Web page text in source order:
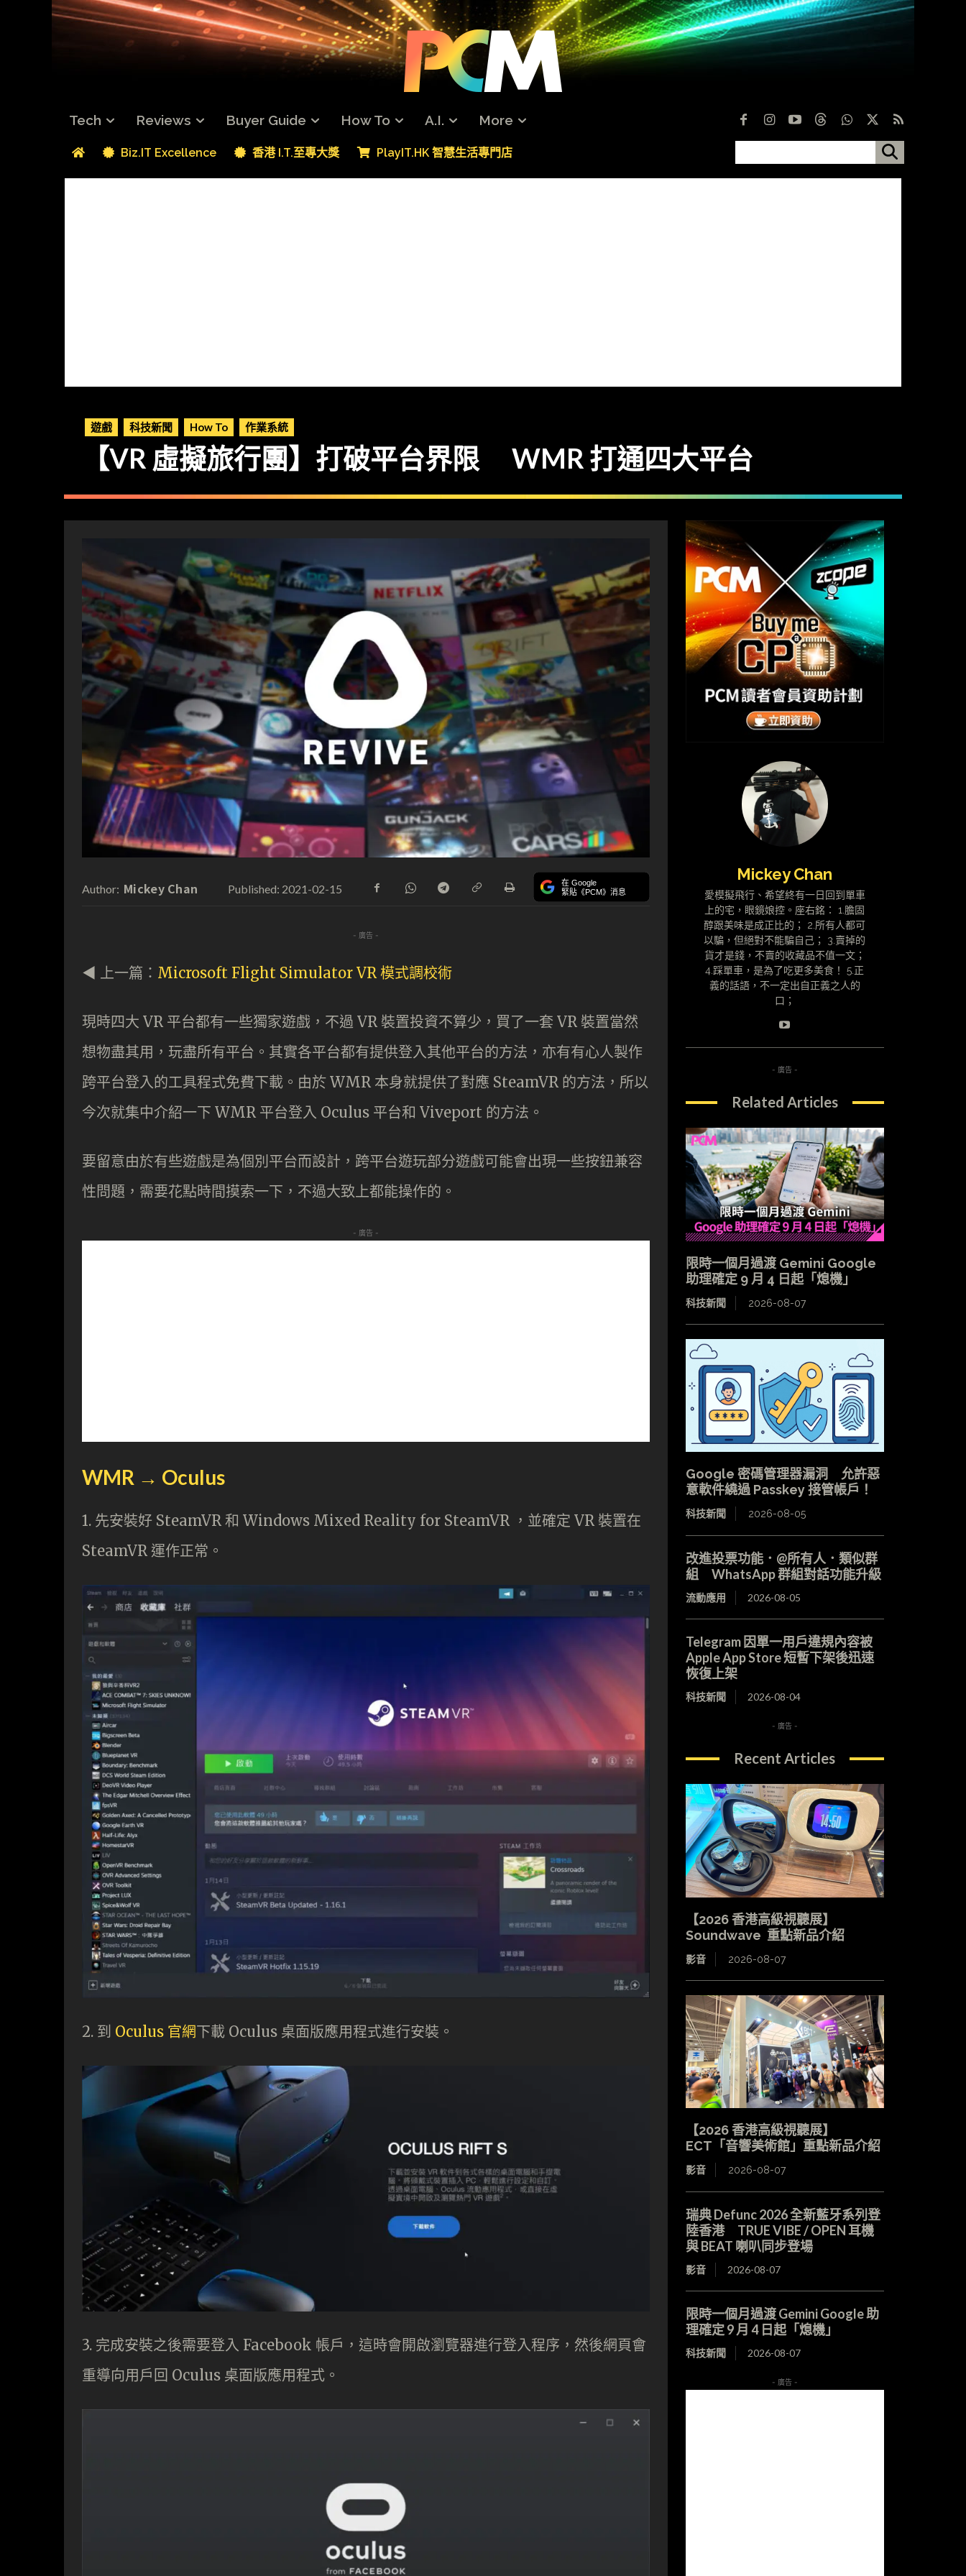
Tech Reviews Buyer Guide How To A.I. More
Biz.IT Excellence 香港 I.T.至專大獎 PlayIT.HK 智慧生活專門店
遊戲 科技新聞 How To 作業系統
【VR 虛擬旅行團】打破平台界限 WMR 打通四大平台
Author: Mickey Chan Published: 2021-02-15 在 Google
緊貼《PCM》消息
- 廣告 -
◀︎ 上一篇： Microsoft Flight Simulator VR 模式調校術
現時四大 VR 平台都有一些獨家遊戲，不過 VR 裝置投資不算少，買了一套 VR 裝置當然
想物盡其用，玩盡所有平台。其實各平台都有提供登入其他平台的方法，亦有有心人製作
跨平台登入的工具程式免費下載。由於 WMR 本身就提供了對應 SteamVR 的方法，所以
今次就集中介紹一下 WMR 平台登入 Oculus 平台和 Viveport 的方法。
要留意由於有些遊戲是為個別平台而設計，跨平台遊玩部分遊戲可能會出現一些按鈕兼容
性問題，需要花點時間摸索一下，不過大致上都能操作的。
- 廣告 -
WMR → Oculus
1. 先安裝好 SteamVR 和 Windows Mixed Reality for SteamVR ，並確定 VR 裝置在
SteamVR 運作正常。
2. 到 Oculus 官網下載 Oculus 桌面版應用程式進行安裝。
3. 完成安裝之後需要登入 Facebook 帳戶，這時會開啟瀏覽器進行登入程序，然後網頁會
重導向用戶回 Oculus 桌面版應用程式。
Mickey Chan
愛模擬飛行、希望終有一日回到單車
上的宅，眼鏡娘控。座右銘： 1.膽固
醇跟美味是成正比的； 2.所有人都可
以騙，但絕對不能騙自己； 3.賣掉的
貨才是錢，不賣的收藏品不值一文；
4.踩單車，是為了吃更多美食！ 5.正
義的話語，不一定出自正義之人的
口；
- 廣告 -
Related Articles
限時一個月過渡 Gemini Google
助理確定 9 月 4 日起「熄機」
科技新聞 2026-08-07
Google 密碼管理器漏洞 允許惡
意軟件繞過 Passkey 接管帳戶！
科技新聞 2026-08-05
改進投票功能．@所有人．類似群
組 WhatsApp 群組對話功能升級
流動應用 2026-08-05
Telegram 因單一用戶違規內容被
Apple App Store 短暫下架後迅速
恢復上架
科技新聞 2026-08-04
- 廣告 -
Recent Articles
【2026 香港高級視聽展】
Soundwave 重點新品介紹
影音 2026-08-07
【2026 香港高級視聽展】
ECT「音響美術館」重點新品介紹
影音 2026-08-07
瑞典 Defunc 2026 全新藍牙系列登
陸香港 TRUE VIBE / OPEN 耳機
與 BEAT 喇叭同步登場
影音 2026-08-07
限時一個月過渡 Gemini Google 助
理確定 9 月 4 日起「熄機」
科技新聞 2026-08-07
- 廣告 -